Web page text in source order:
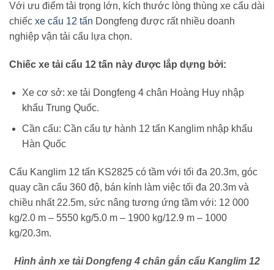
Với ưu điểm tải trọng lớn, kích thước lòng thùng xe cẩu dài
chiếc xe cẩu 12 tấn Dongfeng được rất nhiều doanh
nghiệp vận tải cẩu lựa chọn.
Chiếc xe tải cẩu 12 tấn này được lắp dựng bởi:
Xe cơ sở: xe tải Dongfeng 4 chân Hoàng Huy nhập
khẩu Trung Quốc.
Cần cẩu: Cần cẩu tự hành 12 tấn Kanglim nhập khẩu
Hàn Quốc
Cẩu Kanglim 12 tấn KS2825 có tầm với tối đa 20.3m, góc
quay cần cẩu 360 độ, bán kính làm việc tối đa 20.3m và
chiều nhất 22.5m, sức nâng tương ứng tầm với: 12 000
kg/2.0 m – 5550 kg/5.0 m – 1900 kg/12.9 m – 1000
kg/20.3m.
Hình ảnh xe tải Dongfeng 4 chân gắn cẩu Kanglim 12